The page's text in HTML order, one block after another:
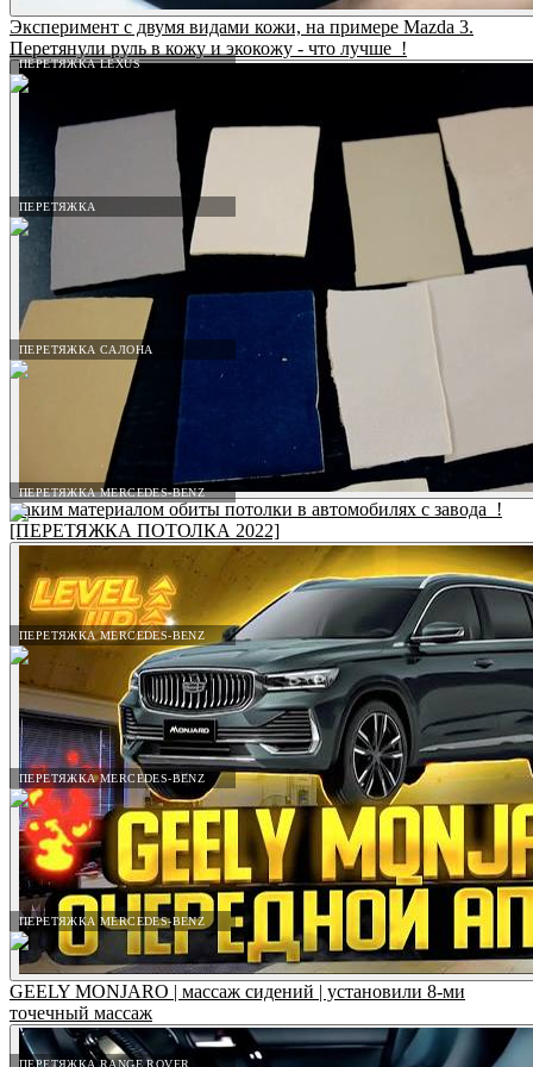
ПЕРЕТЯЖКА LEXUS
ПЕРЕТЯЖКА
ПЕРЕТЯЖКА САЛОНА
ПЕРЕТЯЖКА MERCEDES-BENZ
ПЕРЕТЯЖКА MERCEDES-BENZ
ПЕРЕТЯЖКА MERCEDES-BENZ
ПЕРЕТЯЖКА MERCEDES-BENZ
ПЕРЕТЯЖКА RANGE ROVER
Эксперимент с двумя видами кожи, на примере Mazda 3.
Перетянули руль в кожу и экокожу - что лучше_!
Каким материалом обиты потолки в автомобилях с завода_!
[ПЕРЕТЯЖКА ПОТОЛКА 2022]
GEELY MONJARO | массаж сидений | установили 8-ми
точечный массаж